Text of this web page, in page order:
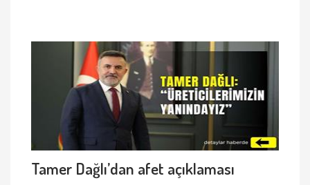
Tamer Dağlı’dan afet açıklaması